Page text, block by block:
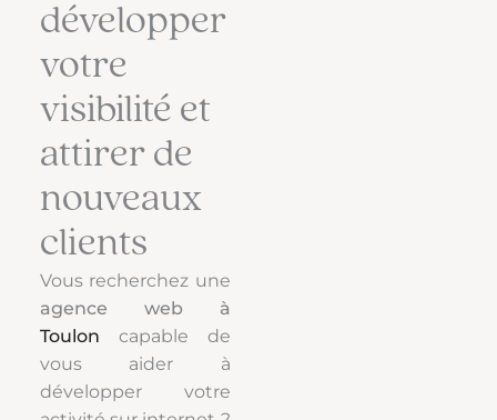
développer
votre
visibilité et
attirer de
nouveaux
clients
Vous recherchez une
agence web à
Toulon capable de
vous aider à
développer votre